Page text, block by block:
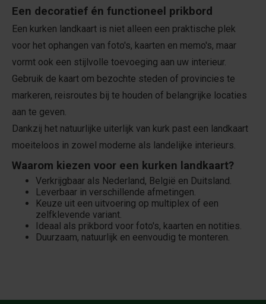
Een decoratief én functioneel prikbord
Een kurken landkaart is niet alleen een praktische plek
voor het ophangen van foto's, kaarten en memo's, maar
vormt ook een stijlvolle toevoeging aan uw interieur.
Gebruik de kaart om bezochte steden of provincies te
markeren, reisroutes bij te houden of belangrijke locaties
aan te geven.
Dankzij het natuurlijke uiterlijk van kurk past een landkaart
moeiteloos in zowel moderne als landelijke interieurs.
Waarom kiezen voor een kurken landkaart?
Verkrijgbaar als Nederland, België en Duitsland.
Leverbaar in verschillende afmetingen.
Keuze uit een uitvoering op multiplex of een
zelfklevende variant.
Ideaal als prikbord voor foto's, kaarten en notities.
Duurzaam, natuurlijk en eenvoudig te monteren.